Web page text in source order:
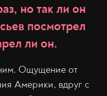
но так ли он
посмотрел
ли он.
Ощущение от
Америки, вдруг с